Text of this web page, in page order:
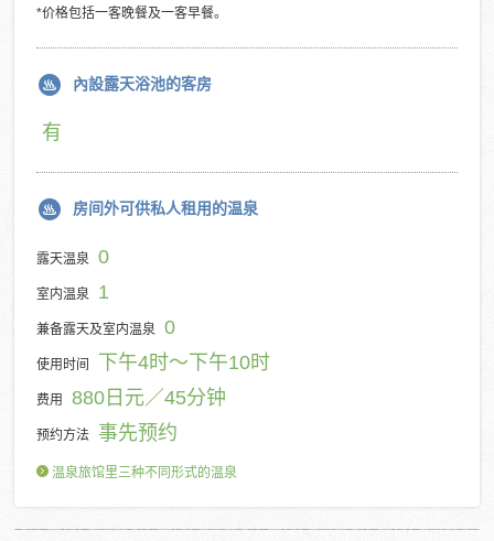
*价格包括一客晚餐及一客早餐。
內設露天浴池的客房
有
房间外可供私人租用的温泉
露天温泉 0
室内温泉 1
兼备露天及室内温泉 0
使用时间 下午4时～下午10时
费用 880日元／45分钟
预约方法 事先预约
温泉旅馆里三种不同形式的温泉